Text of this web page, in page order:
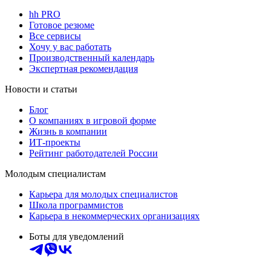
hh PRO
Готовое резюме
Все сервисы
Хочу у вас работать
Производственный календарь
Экспертная рекомендация
Новости и статьи
Блог
О компаниях в игровой форме
Жизнь в компании
ИТ-проекты
Рейтинг работодателей России
Молодым специалистам
Карьера для молодых специалистов
Школа программистов
Карьера в некоммерческих организациях
Боты для уведомлений